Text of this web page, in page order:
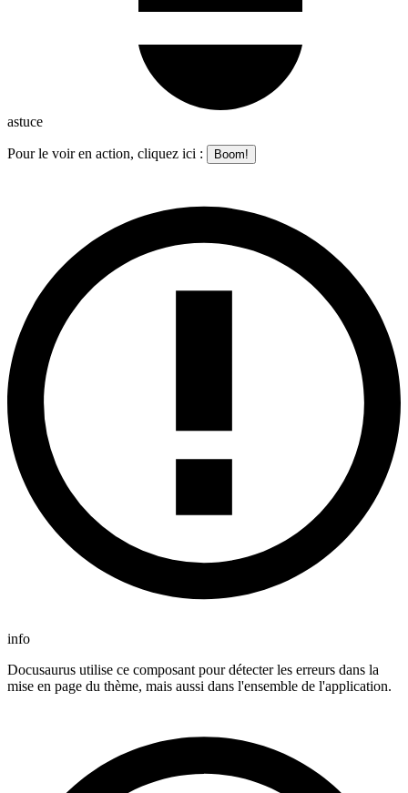
astuce
Pour le voir en action, cliquez ici : Boom!
info
Docusaurus utilise ce composant pour détecter les erreurs dans la
mise en page du thème, mais aussi dans l'ensemble de l'application.